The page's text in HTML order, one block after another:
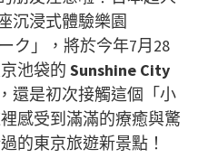
沉浸式體驗樂園
ク」，將於今年7月28
池袋的 Sunshine City
還是初次接觸這個「小
感受到滿滿的療癒與驚
的東京旅遊新景點！